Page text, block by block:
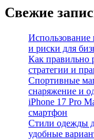
Свежие
Использование
и риски для
Как правильно
стратегии и
Спортивные
снаряжение и
iPhone 17 Pro
смартфон
Стили одежды
удобные